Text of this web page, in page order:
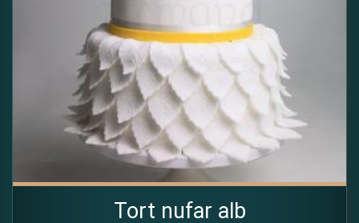
Tort nufar alb